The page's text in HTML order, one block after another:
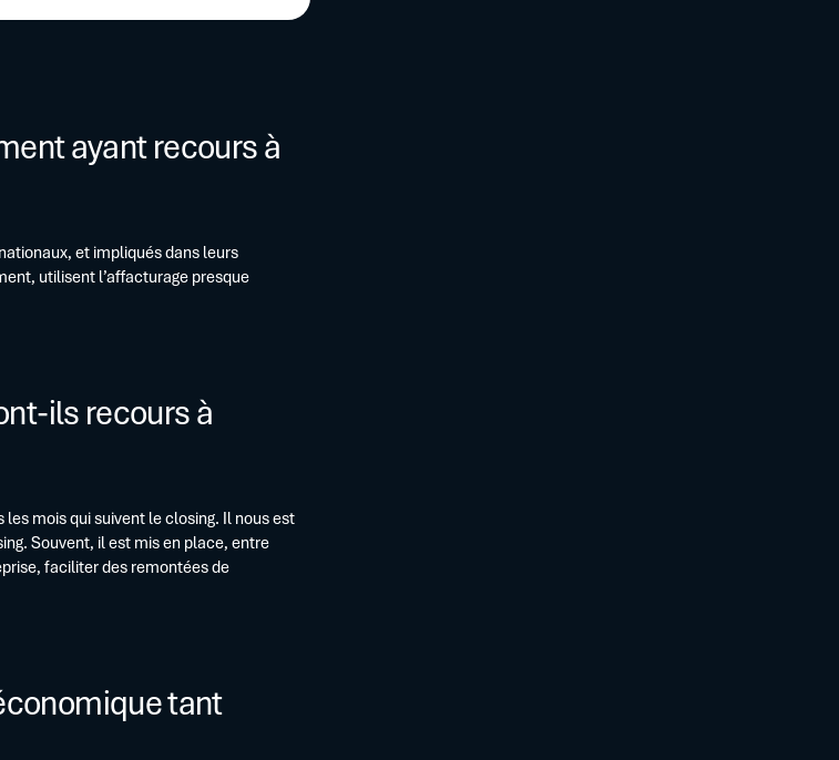
ayant recours à
et impliqués dans leurs
utilisent l’affacturage presque
ils recours à
mois qui suivent le closing. Il nous est
Souvent, il est mis en place, entre
faciliter des remontées de
tant